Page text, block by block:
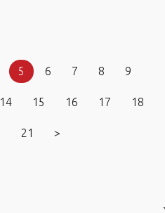
5 6 7 8 9
14 15 16 17 18
21 >